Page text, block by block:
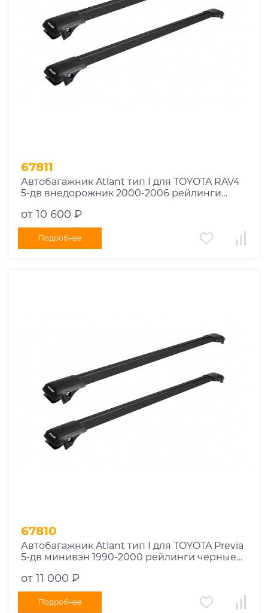
67811
Автобагажник Atlant тип I для TOYOTA RAV4
5-дв внедорожник 2000-2006 рейлинги
от 10 600 ₽
Подробнее
67810
Автобагажник Atlant тип I для TOYOTA Previa
5-дв минивэн 1990-2000 рейлинги черные
от 11 000 ₽
Подробнее